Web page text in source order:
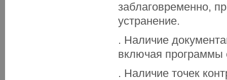
заблаговременно,
устранение.
. Наличие
включая программы
. Наличие точек